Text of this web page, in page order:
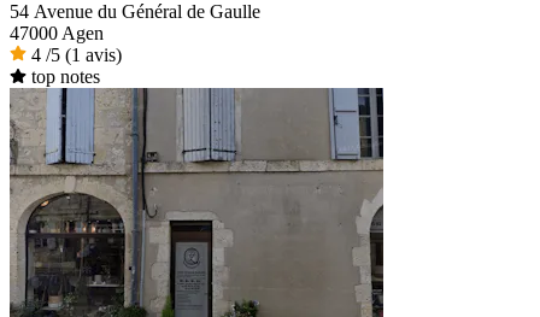
54 Avenue du Général de Gaulle
47000 Agen
4 /5 (1 avis)
top notes